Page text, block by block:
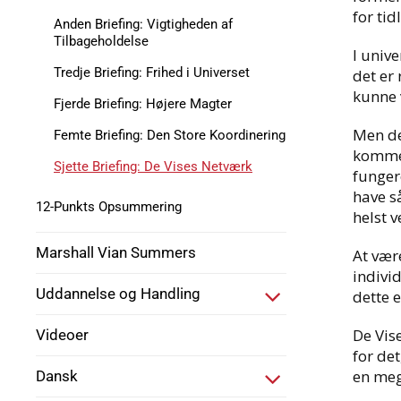
Anden Briefing: Vigtigheden af
Tilbageholdelse
Tredje Briefing: Frihed i Universet
Fjerde Briefing: Højere Magter
Femte Briefing: Den Store Koordinering
Sjette Briefing: De Vises Netværk
12-Punkts Opsummering
Marshall Vian Summers
Uddannelse og Handling
Videoer
Dansk
for
I
det er
Men
have
helst
At
dette
De
for
en